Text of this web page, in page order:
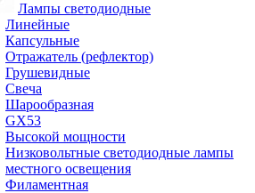
Лампы светодиодные
Линейные
Капсульные
Отражатель (рефлектор)
Грушевидные
Свеча
Шарообразная
GX53
Высокой мощности
Низковольтные светодиодные лампы
местного освещения
Филаментная